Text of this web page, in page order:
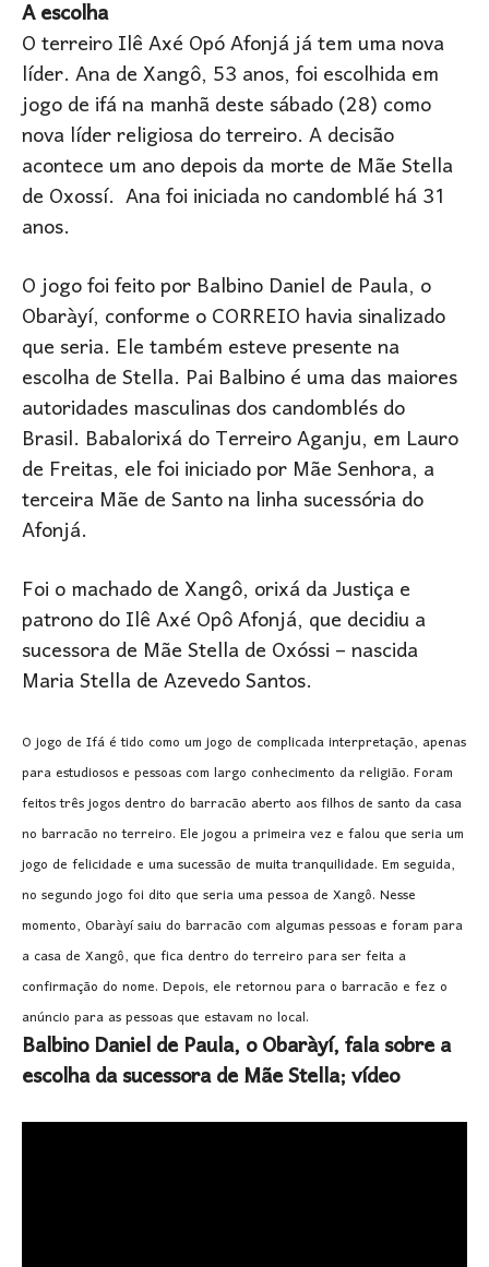
A escolha
O terreiro Ilê Axé Opó Afonjá já tem uma nova
líder. Ana de Xangô, 53 anos, foi escolhida em
jogo de ifá na manhã deste sábado (28) como
nova líder religiosa do terreiro. A decisão
acontece um ano depois da morte de Mãe Stella
de Oxossí. Ana foi iniciada no candomblé há 31
anos.
O jogo foi feito por Balbino Daniel de Paula, o
Obaràyí, conforme o CORREIO havia sinalizado
que seria. Ele também esteve presente na
escolha de Stella. Pai Balbino é uma das maiores
autoridades masculinas dos candomblés do
Brasil. Babalorixá do Terreiro Aganju, em Lauro
de Freitas, ele foi iniciado por Mãe Senhora, a
terceira Mãe de Santo na linha sucessória do
Afonjá.
Foi o machado de Xangô, orixá da Justiça e
patrono do Ilê Axé Opô Afonjá, que decidiu a
sucessora de Mãe Stella de Oxóssi – nascida
Maria Stella de Azevedo Santos.
O jogo de Ifá é tido como um jogo de complicada interpretação, apenas
para estudiosos e pessoas com largo conhecimento da religião. Foram
feitos três jogos dentro do barracão aberto aos filhos de santo da casa
no barracão no terreiro. Ele jogou a primeira vez e falou que seria um
jogo de felicidade e uma sucessão de muita tranquilidade. Em seguida,
no segundo jogo foi dito que seria uma pessoa de Xangô. Nesse
momento, Obaràyí saiu do barracão com algumas pessoas e foram para
a casa de Xangô, que fica dentro do terreiro para ser feita a
confirmação do nome. Depois, ele retornou para o barracão e fez o
anúncio para as pessoas que estavam no local.
Balbino Daniel de Paula, o Obaràyí, fala sobre a
escolha da sucessora de Mãe Stella; vídeo